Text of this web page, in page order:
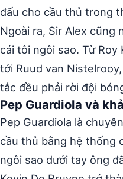
đấu cho cầu thủ trong
Ngoài ra, Sir Alex cũng
cái tôi ngôi sao. Từ Roy
tới Ruud van
tắc đều phải rời đội
Pep Guardiola và
Pep Guardiola là
cầu thủ bằng hệ thống
ngôi sao dưới tay ông